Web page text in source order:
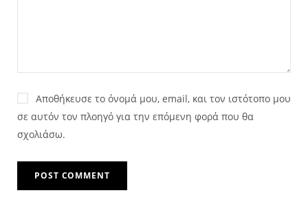
Αποθήκευσε το όνομά μου, email, και τον ιστότοπο μου
σε αυτόν τον πλοηγό για την επόμενη φορά που θα
σχολιάσω.